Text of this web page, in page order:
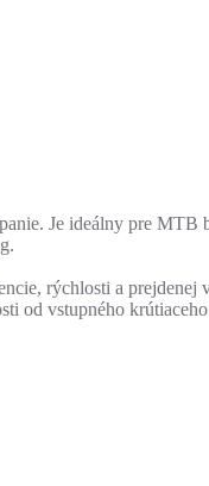
Je ideálny pre MTB
rýchlosti a
vstupného krútiaceho